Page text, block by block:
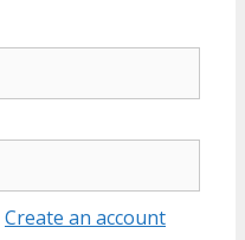
Create an account